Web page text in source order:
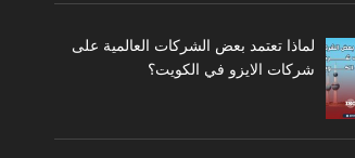
لماذا تعتمد بعض الشركات العالمية على
شركات الايزو في الكويت؟